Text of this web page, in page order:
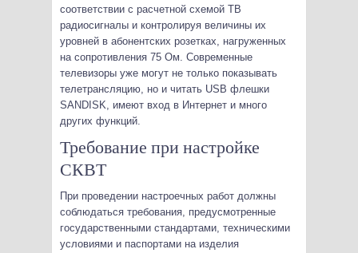
соответствии с расчетной схемой ТВ
радиосигналы и контролируя величины их
уровней в абонентских розетках, нагруженных
на сопротивления 75 Ом. Современные
телевизоры уже могут не только показывать
телетрансляцию, но и читать USB флешки
SANDISK, имеют вход в Интернет и много
других функций.
Требование при настройке
СКВТ
При проведении настроечных работ должны
соблюдаться требования, предусмотренные
государственными стандартами, техническими
условиями и паспортами на изделия